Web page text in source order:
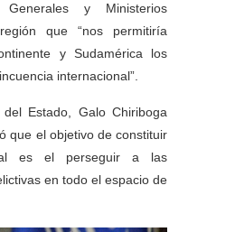
y Ministerios
que “nos permitiría
y Sudamérica los
internacional”.
Estado, Galo Chiriboga
que el objetivo de constituir
es el perseguir a las
en todo el espacio de